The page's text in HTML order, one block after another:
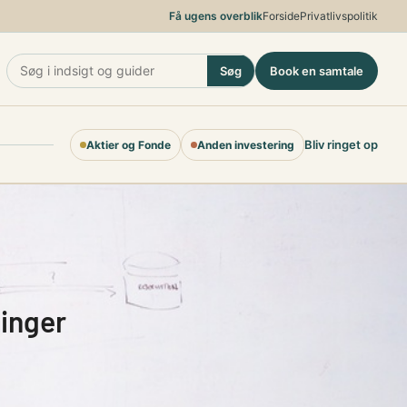
Få ugens overblikForsidePrivatlivspolitik
Søg Book en samtale
Aktier og Fonde Anden investering Bliv ringet op